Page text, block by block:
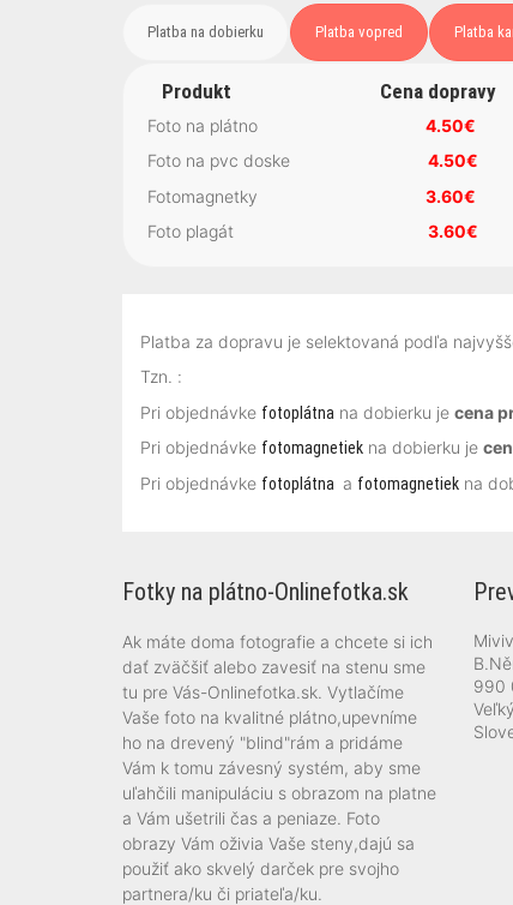
Platba na dobierku Platba vopred Platba
Produkt Cena dopravy
Foto na plátno 4.50€
Foto na pvc doske
4.50€
Fotomagnetky 3.60€
Foto plagát
3.60€
Platba za dopravu je selektovaná podľa
Tzn. :
Pri objednávke fotoplátna na dobierku je cena
Pri objednávke fotomagnetiek na dobierku je
Pri objednávke fotoplátna a fotomagnetiek na
Fotky na plátno-Onlinefotka.sk
Ak máte doma fotografie a chcete si ich
dať zväčšiť alebo zavesiť na stenu sme
tu pre Vás-Onlinefotka.sk. Vytlačíme
Vaše foto na kvalitné plátno,upevníme
ho na drevený "blind"rám a pridáme
Vám k tomu závesný systém, aby sme
uľahčili manipuláciu s obrazom na platne
a Vám ušetrili čas a peniaze. Foto
obrazy Vám oživia Vaše steny,dajú sa
použiť ako skvelý darček pre svojho
partnera/ku či priateľa/ku.
990